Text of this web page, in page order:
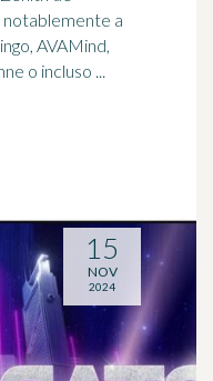
a
AVAMind,
o incluso ...
15
NOV
2024